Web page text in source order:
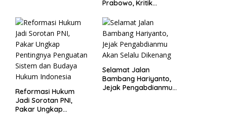
Prabowo, Kritik
Tata Kelola Negara
Mengemuka
Reformasi Hukum
Jadi Sorotan PNI,
Pakar Ungkap
Selamat Jalan
Bambang Hariyanto,
Jejak Pengabdianmu